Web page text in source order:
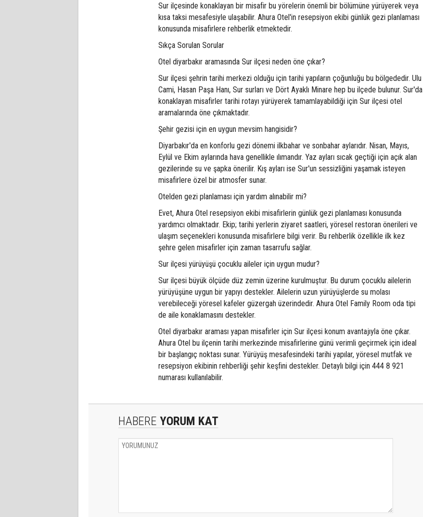
Sur ilçesinde konaklayan bir misafir bu yörelerin önemli bir bölümüne yürüyerek veya
kısa taksi mesafesiyle ulaşabilir. Ahura Otel'in resepsiyon ekibi günlük gezi planlaması
konusunda misafirlere rehberlik etmektedir.
Sıkça Sorulan Sorular
Otel diyarbakır aramasında Sur ilçesi neden öne çıkar?
Sur ilçesi şehrin tarihi merkezi olduğu için tarihi yapıların çoğunluğu bu bölgededir. Ulu
Cami, Hasan Paşa Hanı, Sur surları ve Dört Ayaklı Minare hep bu ilçede bulunur. Sur'da
konaklayan misafirler tarihi rotayı yürüyerek tamamlayabildiği için Sur ilçesi otel
aramalarında öne çıkmaktadır.
Şehir gezisi için en uygun mevsim hangisidir?
Diyarbakır'da en konforlu gezi dönemi ilkbahar ve sonbahar aylarıdır. Nisan, Mayıs,
Eylül ve Ekim aylarında hava genellikle ılımandır. Yaz ayları sıcak geçtiği için açık alan
gezilerinde su ve şapka önerilir. Kış ayları ise Sur'un sessizliğini yaşamak isteyen
misafirlere özel bir atmosfer sunar.
Otelden gezi planlaması için yardım alınabilir mi?
Evet, Ahura Otel resepsiyon ekibi misafirlerin günlük gezi planlaması konusunda
yardımcı olmaktadır. Ekip; tarihi yerlerin ziyaret saatleri, yöresel restoran önerileri ve
ulaşım seçenekleri konusunda misafirlere bilgi verir. Bu rehberlik özellikle ilk kez
şehre gelen misafirler için zaman tasarrufu sağlar.
Sur ilçesi yürüyüşü çocuklu aileler için uygun mudur?
Sur ilçesi büyük ölçüde düz zemin üzerine kurulmuştur. Bu durum çocuklu ailelerin
yürüyüşüne uygun bir yapıyı destekler. Ailelerin uzun yürüyüşlerde su molası
verebileceği yöresel kafeler güzergah üzerindedir. Ahura Otel Family Room oda tipi
de aile konaklamasını destekler.
Otel diyarbakır araması yapan misafirler için Sur ilçesi konum avantajıyla öne çıkar.
Ahura Otel bu ilçenin tarihi merkezinde misafirlerine günü verimli geçirmek için ideal
bir başlangıç noktası sunar. Yürüyüş mesafesindeki tarihi yapılar, yöresel mutfak ve
resepsiyon ekibinin rehberliği şehir keşfini destekler. Detaylı bilgi için 444 8 921
numarası kullanılabilir.
HABERE YORUM KAT